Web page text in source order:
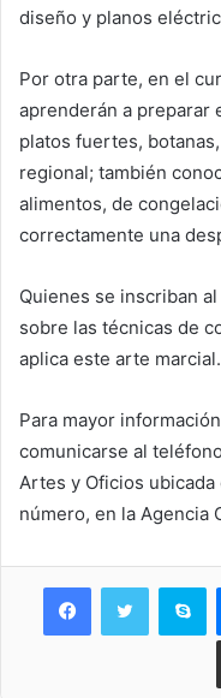
diseño y planos
Por otra parte, en el
aprenderán a preparar
platos fuertes,
regional; también
alimentos, de
correctamente una
Quienes se inscriban
sobre las técnicas de
aplica este arte marcial.
Para mayor
comunicarse al
Artes y Oficios
número, en la Agencia